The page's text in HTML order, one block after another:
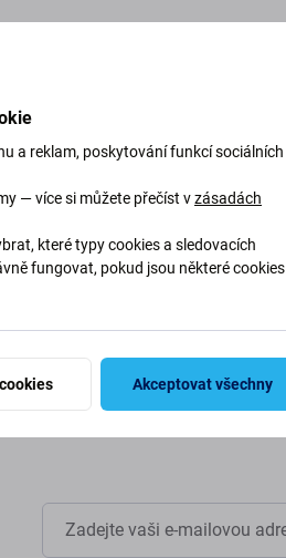
a reklam, poskytování funkcí sociálních
— více si můžete přečíst vzásadách
které typy cookies a sledovacích
fungovat, pokud jsou některé cookies
Akceptovat všechny